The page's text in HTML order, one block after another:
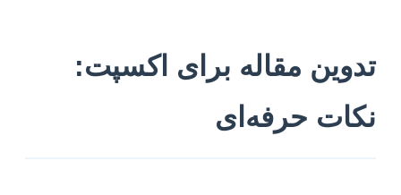
تدوین مقاله برای اکسپت:
نکات حرفه‌ای